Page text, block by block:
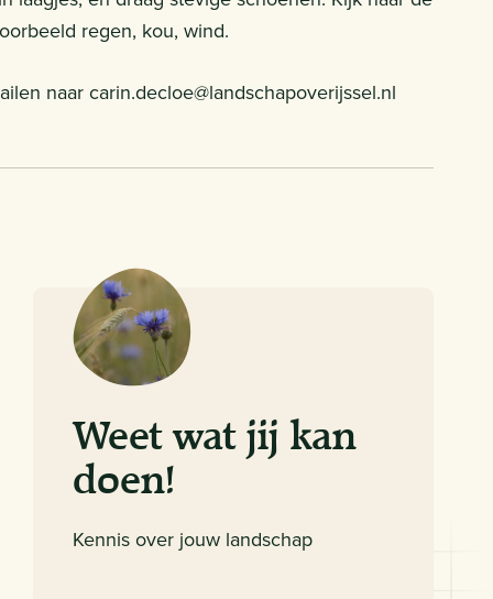
regen, kou, wind.
naar carin.decloe@landschapoverijssel.nl
Weet wat jij kan
doen!
Kennis over jouw landschap